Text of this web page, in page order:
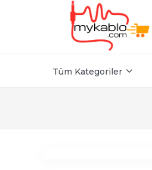
Tüm Kategoriler